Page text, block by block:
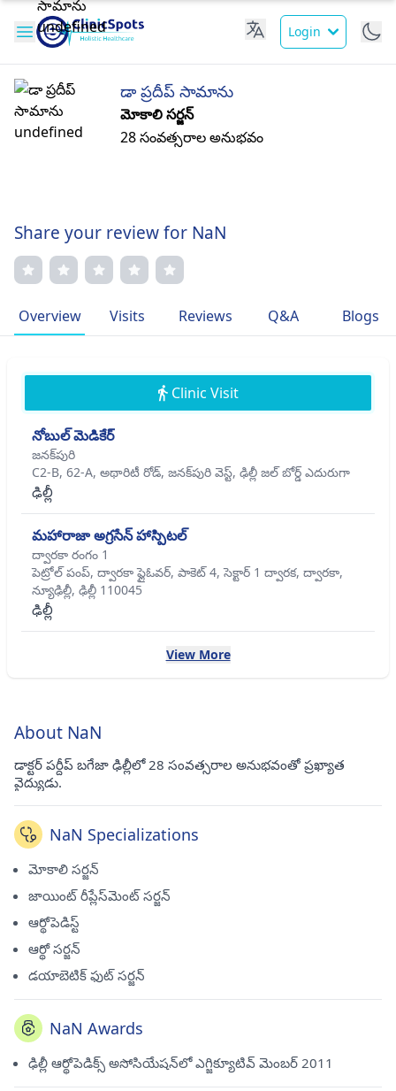
Login
డా ప్రదీప్ సామాను
మోకాలి సర్జన్
28 సంవత్సరాల అనుభవం
Share your review for NaN
Overview Visits Reviews Q&A Blogs
Clinic Visit
నోబుల్ మెడికేర్
జనక్‌పురి
C2-B, 62-A, అథారిటీ రోడ్, జనక్‌పురి వెస్ట్, ఢిల్లీ జల్ బోర్డ్ ఎదురుగా
ఢిల్లీ
మహారాజా అగ్రసేన్ హాస్పిటల్
ద్వారకా రంగం 1
పెట్రోల్ పంప్, ద్వారకా ఫ్లైఓవర్, పాకెట్ 4, సెక్టార్ 1 ద్వారక, ద్వారకా,
న్యూఢిల్లీ, ఢిల్లీ 110045
ఢిల్లీ
View More
About NaN
డాక్టర్ పర్దీప్ బగేజా ఢిల్లీలో 28 సంవత్సరాల అనుభవంతో ప్రఖ్యాత
వైద్యుడు.
NaN Specializations
మోకాలి సర్జన్
జాయింట్ రీప్లేస్‌మెంట్ సర్జన్
ఆర్థోపెడిస్ట్
ఆర్థో సర్జన్
డయాబెటిక్ ఫుట్ సర్జన్
NaN Awards
ఢిల్లీ ఆర్థోపెడిక్స్ అసోసియేషన్‌లో ఎగ్జిక్యూటివ్ మెంబర్ 2011